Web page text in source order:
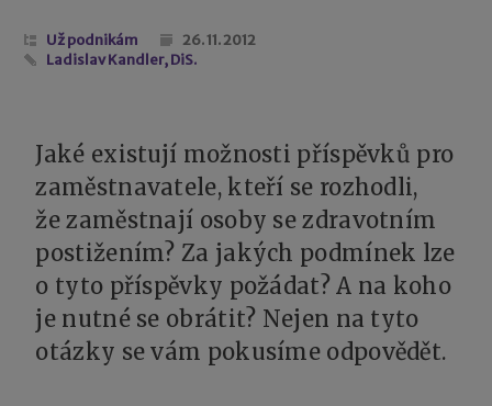
Už podnikám
26. 11. 2012
Ladislav Kandler, DiS.
Jaké existují možnosti příspěvků pro
zaměstnavatele, kteří se rozhodli,
že zaměstnají osoby se zdravotním
postižením? Za jakých podmínek lze
o tyto příspěvky požádat? A na koho
je nutné se obrátit? Nejen na tyto
otázky se vám pokusíme odpovědět.